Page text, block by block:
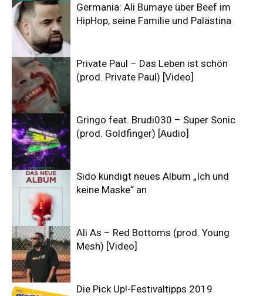
Germania: Ali Bumaye über Beef im
HipHop, seine Familie und Palästina
Private Paul – Das Leben ist schön
(prod. Private Paul) [Video]
Gringo feat. Brudi030 – Super Sonic
(prod. Goldfinger) [Audio]
Sido kündigt neues Album „Ich und
keine Maske“ an
Ali As – Red Bottoms (prod. Young
Mesh) [Video]
Die Pick Up!-Festivaltipps 2019